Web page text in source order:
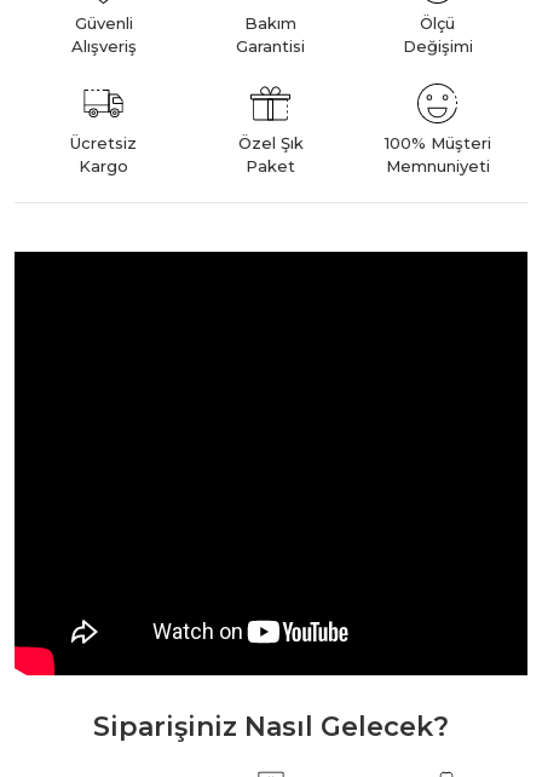
Güvenli
Alışveriş
Bakım
Garantisi
Ölçü
Değişimi
Ücretsiz
Kargo
Özel Şık
Paket
100% Müşteri
Memnuniyeti
Siparişiniz Nasıl Gelecek?